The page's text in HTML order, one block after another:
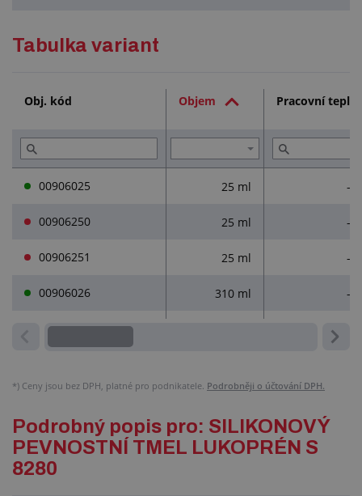
Další informace:
uvedené na obalu
Tabulka variant
Obj. kód Objem Pracovní
00906025 25 ml -
00906250 25 ml -
00906251 25 ml -
00906026 310 ml -
*) Ceny jsou bez DPH, platné pro podnikatele. Podrobněji o účtování DPH.
Podrobný popis pro: SILIKONOVÝ
PEVNOSTNÍ TMEL LUKOPRÉN S
8280